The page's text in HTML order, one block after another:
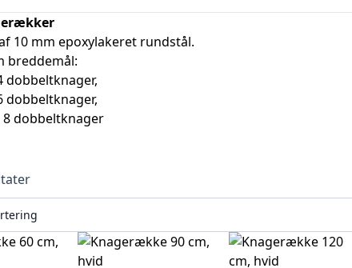
10 mm epoxylakeret rundstål.
breddemål:
dobbeltknager,
dobbeltknager,
8 dobbeltknager